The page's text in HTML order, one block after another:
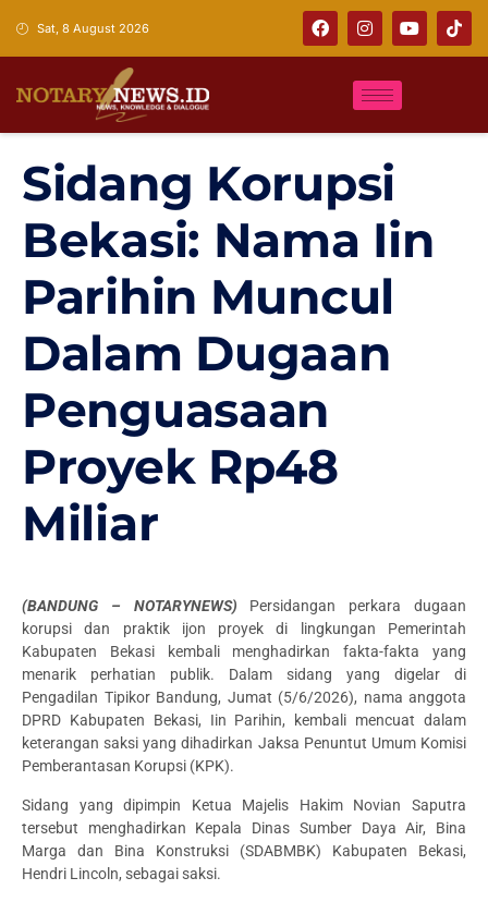
Sat, 8 August 2026
Sidang Korupsi
Bekasi: Nama Iin
Parihin Muncul
Dalam Dugaan
Penguasaan
Proyek Rp48
Miliar
(BANDUNG – NOTARYNEWS)
Persidangan perkara dugaan
korupsi dan praktik ijon proyek di lingkungan Pemerintah
Kabupaten Bekasi kembali menghadirkan fakta-fakta yang
menarik perhatian publik. Dalam sidang yang digelar di
Pengadilan Tipikor Bandung, Jumat (5/6/2026), nama anggota
DPRD Kabupaten Bekasi, Iin Parihin, kembali mencuat dalam
keterangan saksi yang dihadirkan Jaksa Penuntut Umum Komisi
Pemberantasan Korupsi (KPK).
Sidang yang dipimpin Ketua Majelis Hakim Novian Saputra
tersebut menghadirkan Kepala Dinas Sumber Daya Air, Bina
Marga dan Bina Konstruksi (SDABMBK) Kabupaten Bekasi,
Hendri Lincoln, sebagai saksi.